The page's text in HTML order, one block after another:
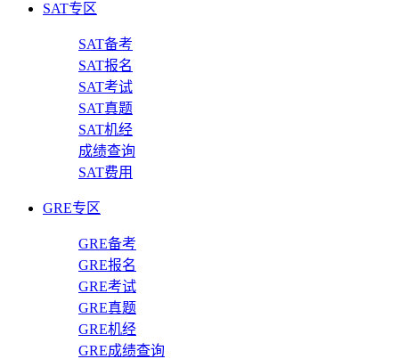
SAT专区
SAT备考
SAT报名
SAT考试
SAT真题
SAT机经
成绩查询
SAT费用
GRE专区
GRE备考
GRE报名
GRE考试
GRE真题
GRE机经
GRE成绩查询